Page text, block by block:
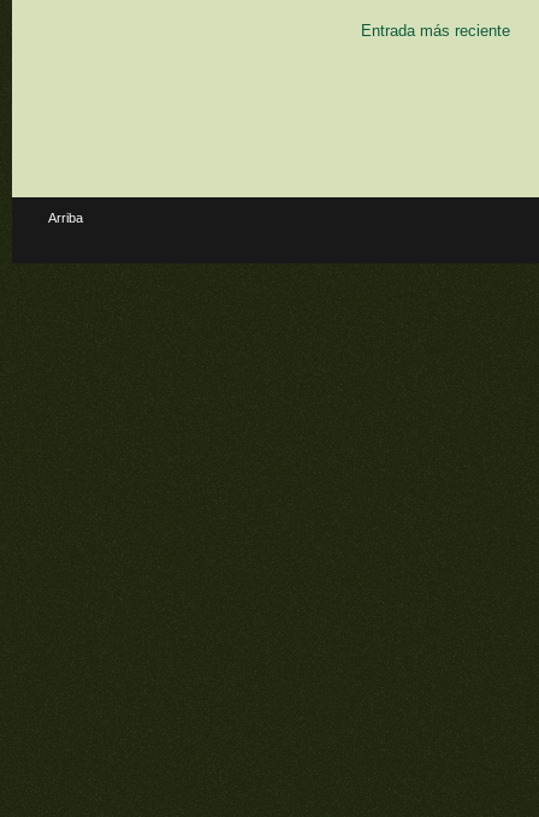
Entrada más reciente
Arriba